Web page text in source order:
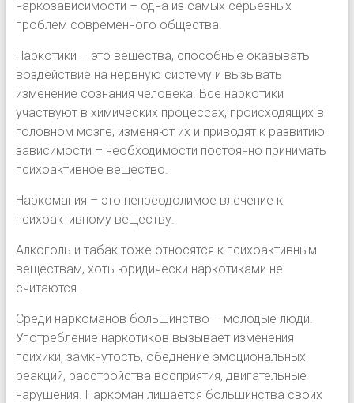
наркозависимости – одна из самых серьезных
проблем современного общества.
Наркотики – это вещества, способные оказывать
воздействие на нервную систему и вызывать
изменение сознания человека. Все наркотики
участвуют в химических процессах, происходящих в
головном мозге, изменяют их и приводят к развитию
зависимости – необходимости постоянно принимать
психоактивное вещество.
Наркомания – это непреодолимое влечение к
психоактивному веществу.
Алкоголь и табак тоже относятся к психоактивным
веществам, хоть юридически наркотиками не
считаются.
Среди наркоманов большинство – молодые люди.
Употребление наркотиков вызывает изменения
психики, замкнутость, обеднение эмоциональных
реакций, расстройства восприятия, двигательные
нарушения. Наркоман лишается большинства своих